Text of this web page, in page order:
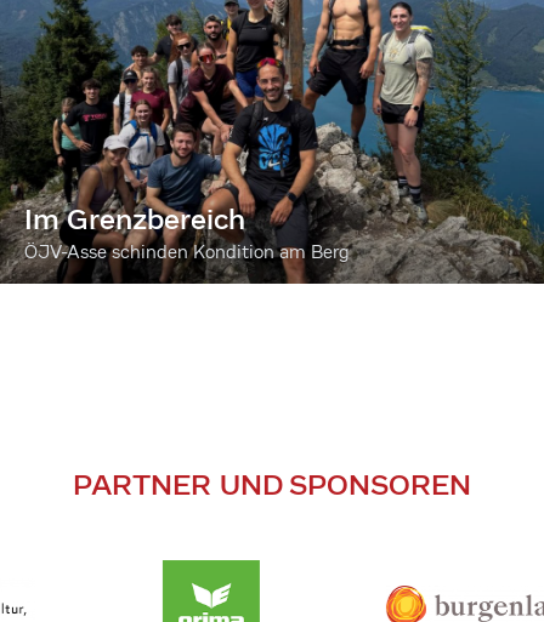
Im Grenzbereich
ÖJV-Asse schinden Kondition am Berg
PARTNER UND SPONSOREN